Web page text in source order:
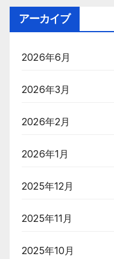
アーカイブ
2026年6月
2026年3月
2026年2月
2026年1月
2025年12月
2025年11月
2025年10月